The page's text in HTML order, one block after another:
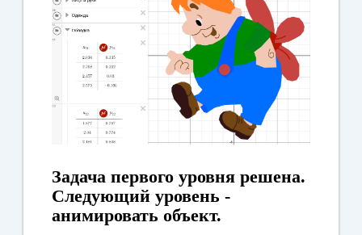
Задача первого уровня решена.
Следующий уровень -
анимировать объект.